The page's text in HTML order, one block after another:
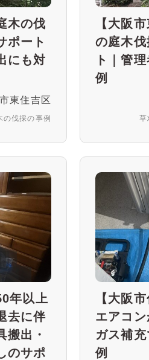
木の伐
ポート
にも対
東住吉区
伐採の事例
【大阪
の庭木
ト｜管
例
草
年以上
去に伴
搬出・
のサポ
【大阪
エアコ
ガス補
例